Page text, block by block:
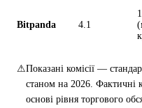
Bitpanda 4.1
⚠Показані комісії —
станом на 2026. Фактичні
основі рівня торгового